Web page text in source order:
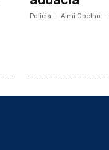
Policia Almi Coelho -